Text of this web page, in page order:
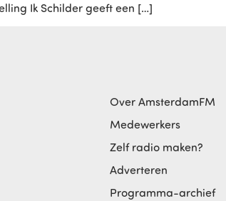
Ik Schilder geeft een […]
Over AmsterdamFM
Medewerkers
Zelf radio maken?
Adverteren
Programma-archief